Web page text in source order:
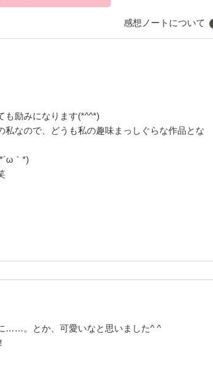
感想ノートについて
も励みになります(*^^*)
なので、どうも私の趣味まっしぐらな作品とな
｀*)
……。とか、可愛いなと思いました^ ^